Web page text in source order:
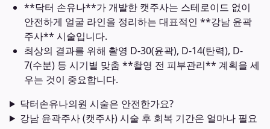
**닥터 손유나**가 개발한 캣주사는 스테로이드 없이
안전하게 얼굴 라인을 정리하는 대표적인 **강남 윤곽
주사** 시술입니다.
최상의 결과를 위해 촬영 D-30(윤곽), D-14(탄력), D-
7(수분) 등 시기별 맞춤 **촬영 전 피부관리** 계획을 세
우는 것이 중요합니다.
닥터손유나의원 시술은 안전한가요?
강남 윤곽주사 (캣주사) 시술 후 회복 기간은 얼마나 필요